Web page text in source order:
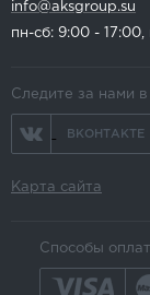
info@aksgroup.su
пн-сб: 9:00 - 17:00,
Следите за нами в
ВКОНТАКТЕ
Карта сайта
Способы